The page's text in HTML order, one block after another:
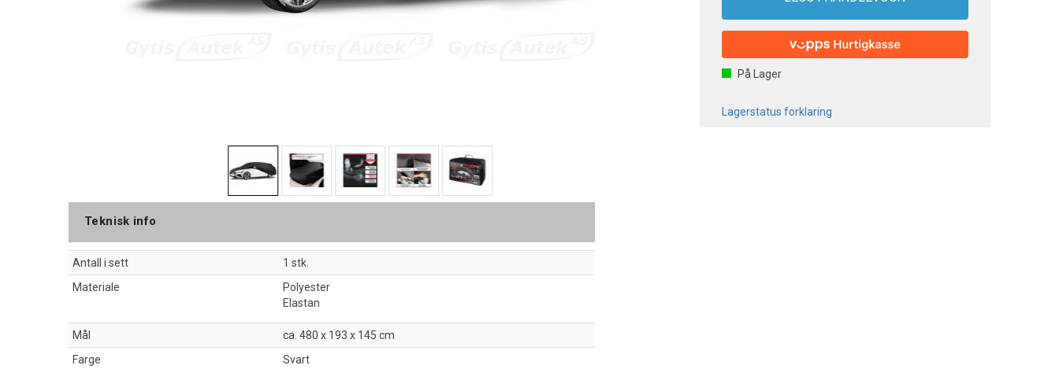
På Lager
Lagerstatus forklaring
Teknisk info
Antall i sett
1 stk.
Materiale
Polyester
Elastan
Mål
ca. 480 x 193 x 145 cm
Farge
Svart